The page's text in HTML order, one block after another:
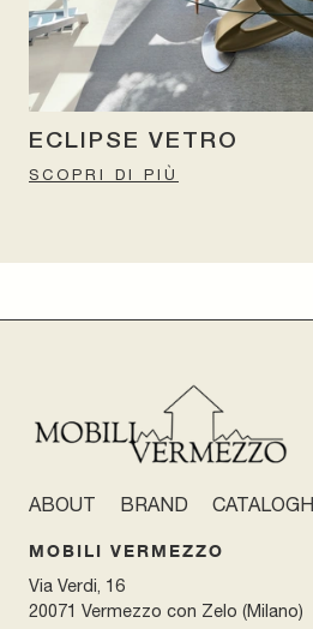
ECLIPSE VETRO
SCOPRI DI PIÙ
ABOUT BRAND CATALOGHI
MOBILI VERMEZZO
Via Verdi, 16
20071 Vermezzo con Zelo (Milano)